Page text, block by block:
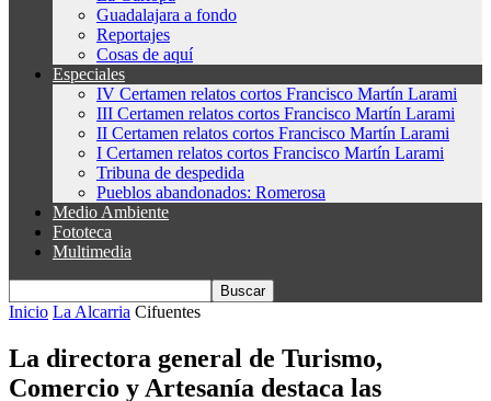
Guadalajara a fondo
Reportajes
Cosas de aquí
Especiales
IV Certamen relatos cortos Francisco Martín Larami
III Certamen relatos cortos Francisco Martín Larami
II Certamen relatos cortos Francisco Martín Larami
I Certamen relatos cortos Francisco Martín Larami
Tribuna de despedida
Pueblos abandonados: Romerosa
Medio Ambiente
Fototeca
Multimedia
Inicio La Alcarria Cifuentes
La directora general de Turismo,
Comercio y Artesanía destaca las